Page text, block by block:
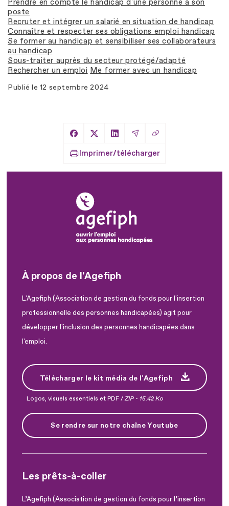
Prendre en compte le handicap d'une personne à son
poste
Recruter et intégrer un salarié en situation de handicap
Connaître et respecter ses obligations emploi handicap
Se former au handicap et sensibiliser ses collaborateurs
au handicap
Sous-traiter auprès du secteur protégé/adapté
Rechercher un emploi Me former avec un handicap
Publié le 12 septembre 2024
Partager sur Facebook
Partager sur X
Partager sur LinkedIn
Partager par Email
Copier le lien
Imprimer/télécharger
À propos de l'Agefiph
L'Agefiph (Association de gestion du fonds pour l'insertion
professionnelle des personnes handicapées) agit pour
développer l'inclusion des personnes handicapées dans
l'emploi.
Télécharger le kit média de l'Agefiph
Logos, visuels essentiels et PDF /ZIP - 15.42 Ko
Se rendre sur notre chaîne Youtube
Les prêts-à-coller
L’Agefiph (Association de gestion du fonds pour l’insertion